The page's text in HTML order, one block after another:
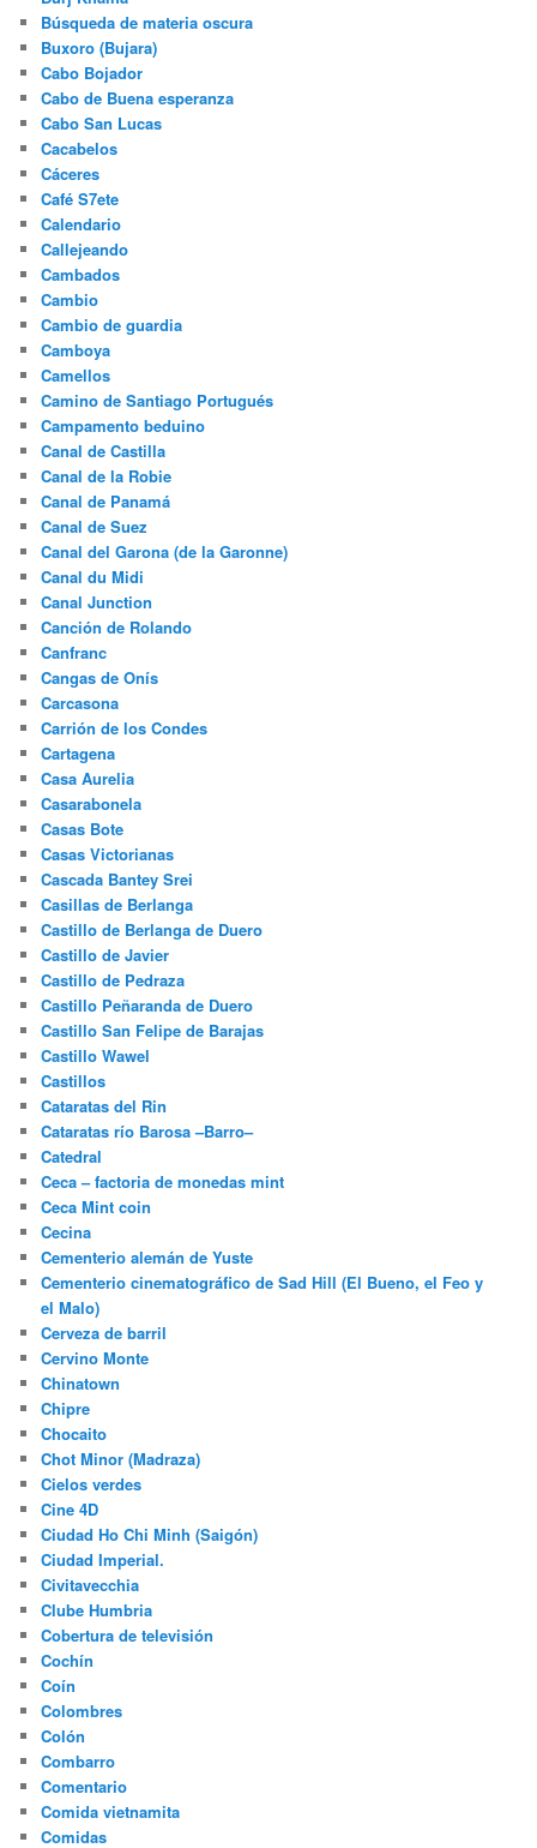
Búsqueda de materia oscura
Buxoro (Bujara)
Cabo Bojador
Cabo de Buena esperanza
Cabo San Lucas
Cacabelos
Cáceres
Café S7ete
Calendario
Callejeando
Cambados
Cambio
Cambio de guardia
Camboya
Camellos
Camino de Santiago Portugués
Campamento beduino
Canal de Castilla
Canal de la Robie
Canal de Panamá
Canal de Suez
Canal del Garona (de la Garonne)
Canal du Midi
Canal Junction
Canción de Rolando
Canfranc
Cangas de Onís
Carcasona
Carrión de los Condes
Cartagena
Casa Aurelia
Casarabonela
Casas Bote
Casas Victorianas
Cascada Bantey Srei
Casillas de Berlanga
Castillo de Berlanga de Duero
Castillo de Javier
Castillo de Pedraza
Castillo Peñaranda de Duero
Castillo San Felipe de Barajas
Castillo Wawel
Castillos
Cataratas del Rin
Cataratas río Barosa –Barro–
Catedral
Ceca – factoria de monedas mint
Ceca Mint coin
Cecina
Cementerio alemán de Yuste
Cementerio cinematográfico de Sad Hill (El Bueno, el Feo y
el Malo)
Cerveza de barril
Cervino Monte
Chinatown
Chipre
Chocaito
Chot Minor (Madraza)
Cielos verdes
Cine 4D
Ciudad Ho Chi Minh (Saigón)
Ciudad Imperial.
Civitavecchia
Clube Humbria
Cobertura de televisión
Cochín
Coín
Colombres
Colón
Combarro
Comentario
Comida vietnamita
Comidas